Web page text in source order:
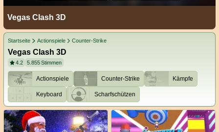
Vegas Clash 3D
Startseite Actionspiele Counter-Strike
Vegas Clash 3D
4.2 5.855Stimmen
Actionspiele Counter-Strike Kämpfe
Keyboard Scharfschützen